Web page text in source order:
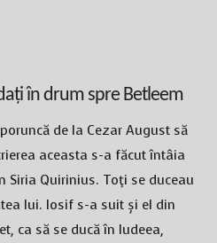
în drum spre Betleem
de la Cezar August să
aceasta s-a făcut întâia
Siria Quirinius. Toţi se duceau
lui. Iosif s-a suit și el din
ca să se ducă în Iudeea,